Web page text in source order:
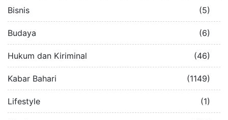
Bisnis (5)
Budaya (6)
Hukum dan Kiriminal (46)
Kabar Bahari (1149)
Lifestyle (1)